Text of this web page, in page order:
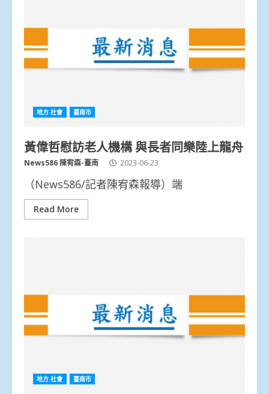
地方.社會 臺南市
黃偉哲慰訪老人機構 與長者同樂陸上龍舟
News586 陳宥森-臺南 2023-06-23
（News586/記者陳宥森報導）端
Read More
地方.社會 臺南市